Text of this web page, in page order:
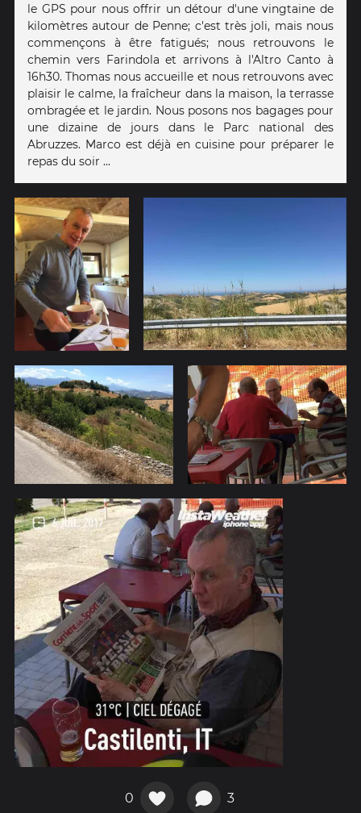
le GPS pour nous offrir un détour d'une vingtaine de
kilomètres autour de Penne; c'est très joli, mais nous
commençons à être fatigués; nous retrouvons le
chemin vers Farindola et arrivons à l'Altro Canto à
16h30. Thomas nous accueille et nous retrouvons avec
plaisir le calme, la fraîcheur dans la maison, la terrasse
ombragée et le jardin. Nous posons nos bagages pour
une dizaine de jours dans le Parc national des
Abruzzes. Marco est déjà en cuisine pour préparer le
repas du soir ...
0 3